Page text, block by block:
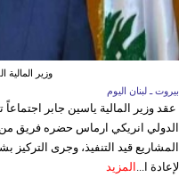
وزير المالية
بيروت ـ لبنان اليوم
عقد وزير المالية ياسين جابر
الدولي انريكي ارماس حضره فريق
لإعادة ا... المزيد